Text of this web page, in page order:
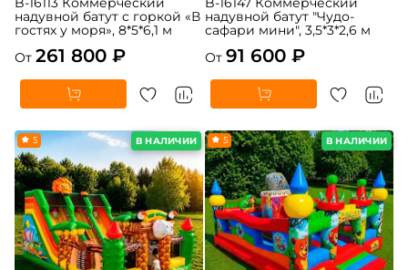
надувной батут с горкой «В
гостях у моря», 8*5*6,1 м
От 261 800 ₽
надувной батут "Чудо-
сафари мини", 3,5*3*2,6 м
От 91 600 ₽
В НАЛИЧИИ
5 В НАЛИЧИИ
5